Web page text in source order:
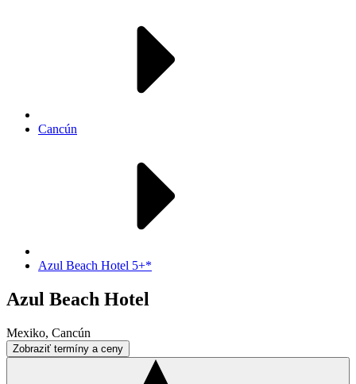
Cancún
Azul Beach Hotel 5+*
Azul Beach Hotel
Mexiko, Cancún
Zobraziť termíny a ceny